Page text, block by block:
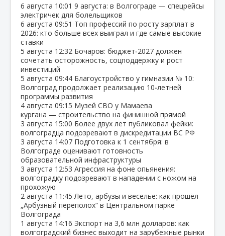
6 августа 10:01 9 августа: в Волгограде — спецрейсы
электричек для болельщиков
6 августа 09:51 Топ профессий по росту зарплат в
2026: кто больше всех выиграл и где самые высокие
ставки
5 августа 12:32 Бочаров: бюджет‑2027 должен
сочетать осторожность, соцподдержку и рост
инвестиций
5 августа 09:44 Благоустройство у гимназии № 10:
Волгоград продолжает реализацию 10‑летней
программы развития
4 августа 09:15 Музей СВО у Мамаева
кургана — строительство на финишной прямой
3 августа 15:00 Более двух лет публиковал фейки:
волгоградца подозревают в дискредитации ВС РФ
3 августа 14:07 Подготовка к 1 сентября: в
Волгограде оценивают готовность
образовательной инфраструктуры
3 августа 12:53 Агрессия на фоне опьянения:
волгоградку подозревают в нападении с ножом на
прохожую
2 августа 11:45 Лето, арбузы и веселье: как прошёл
„Арбузный переполох“ в Центральном парке
Волгограда
1 августа 14:16 Экспорт на 3,6 млн долларов: как
волгоградский бизнес выходит на зарубежные рынки